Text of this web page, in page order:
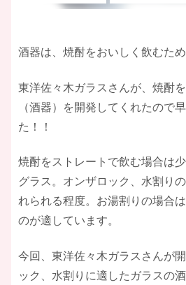
酒器は、焼酎をおいしく飲むた
東洋佐々木ガラスさんが、焼酎
（酒器）を開発してくれたので
た！！
焼酎をストレートで飲む場合は
グラス。オンザロック、水割り
れられる程度。お湯割りの場合
のが適しています。
今回、東洋佐々木ガラスさんが
ック、水割りに適したガラスの